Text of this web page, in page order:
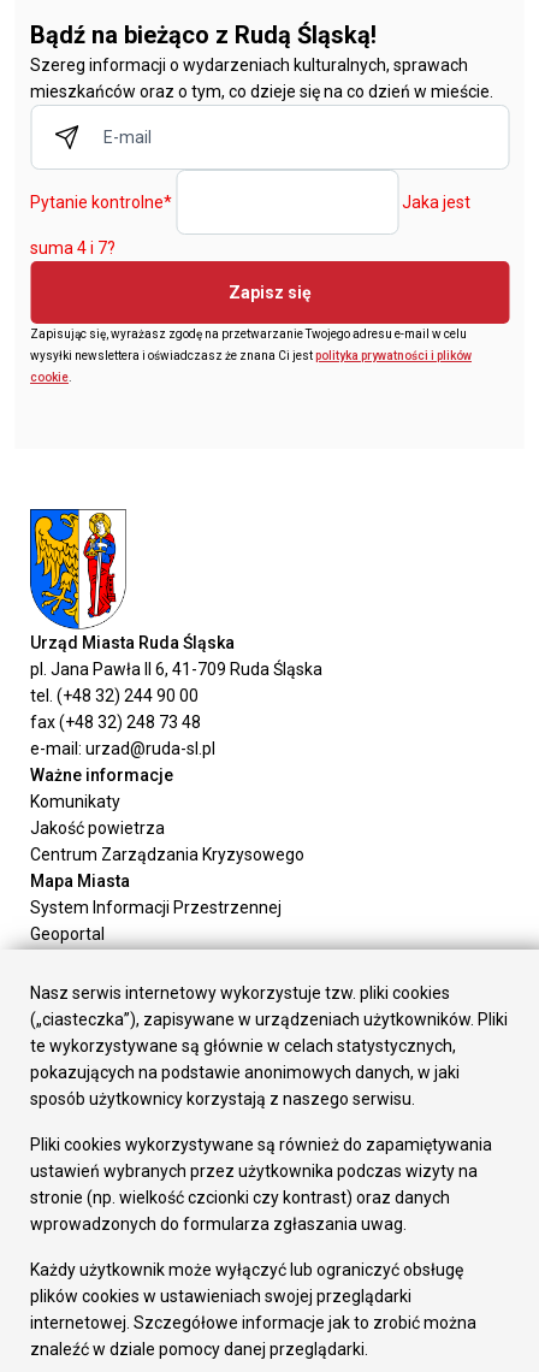
Bądź na bieżąco z Rudą Śląską!
Szereg informacji o wydarzeniach kulturalnych, sprawach
mieszkańców oraz o tym, co dzieje się na co dzień w mieście.
Pytanie kontrolne* Jaka jest
suma 4 i 7?
Zapisz się
Zapisując się, wyrażasz zgodę na przetwarzanie Twojego adresu e-mail w celu
wysyłki newslettera i oświadczasz że znana Ci jestpolityka prywatności i plików
cookie.
Urząd Miasta Ruda Śląska
pl. Jana Pawła II 6, 41-709 Ruda Śląska
tel. (+48 32) 244 90 00
fax (+48 32) 248 73 48
e-mail: urzad@ruda-sl.pl
Ważne informacje
Komunikaty
Jakość powietrza
Centrum Zarządzania Kryzysowego
Mapa Miasta
System Informacji Przestrzennej
Geoportal
Załatw sprawę
Prezydent Miasta
Rada Miasta
Wydziały
Elektroniczna Skrzynka Podawcza
Gospodarka
Fundusze europejskie
Środki krajowe
Oferty inwestycyjne
Pozostałe
Deklaracja dostępności
Dane osobowe
Dodaj opinię o witrynie
Nasz serwis internetowy wykorzystuje tzw. pliki cookies
(„ciasteczka”), zapisywane w urządzeniach użytkowników. Pliki
te wykorzystywane są głównie w celach statystycznych,
pokazujących na podstawie anonimowych danych, w jaki
sposób użytkownicy korzystają z naszego serwisu.
Pliki cookies wykorzystywane są również do zapamiętywania
ustawień wybranych przez użytkownika podczas wizyty na
stronie (np. wielkość czcionki czy kontrast) oraz danych
wprowadzonych do formularza zgłaszania uwag.
Każdy użytkownik może wyłączyć lub ograniczyć obsługę
plików cookies w ustawieniach swojej przeglądarki
internetowej. Szczegółowe informacje jak to zrobić można
znaleźć w dziale pomocy danej przeglądarki.